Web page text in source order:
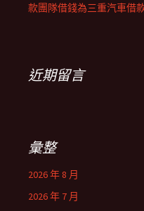
款團隊借錢為三重汽車借
近期留言
彙整
2026 年 8 月
2026 年 7 月